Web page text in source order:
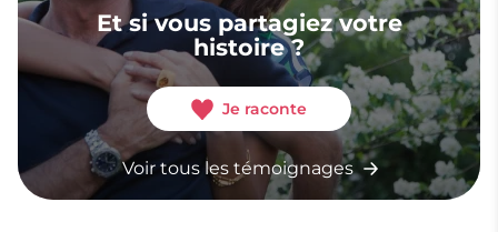
Et si vous partagiez votre
histoire ?
Je raconte
Voir tous les témoignages